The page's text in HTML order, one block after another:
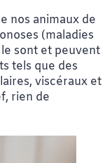
nos animaux de
(maladies
sont et peuvent
tels que des
viscéraux et
rien de